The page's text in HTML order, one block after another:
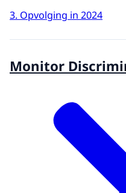
3. Opvolging in 2024
Monitor